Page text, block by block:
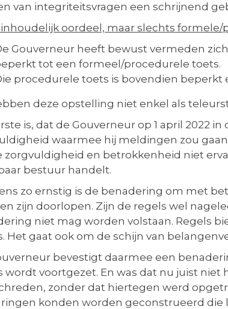
van integriteitsvragen een schrijnend
inhoudelijk oordeel, maar slechts
Gouverneur heeft bewust vermeden
tot een formeel/procedurele toets.
procedurele toets is bovendien beperkt
deze opstelling niet enkel als
is, dat de Gouverneur op 1 april 2022
waarmee hij meldingen zou
zorgvuldigheid en betrokkenheid niet
bestuur handelt.
zo ernstig is de benadering om met
zijn doorlopen. Zijn de regels wel
niet mag worden volstaan. Regels
Het gaat ook om de schijn van
bevestigt daarmee een
wordt voortgezet. En was dat nu juist
zonder dat hiertegen werd
konden worden geconstrueerd die